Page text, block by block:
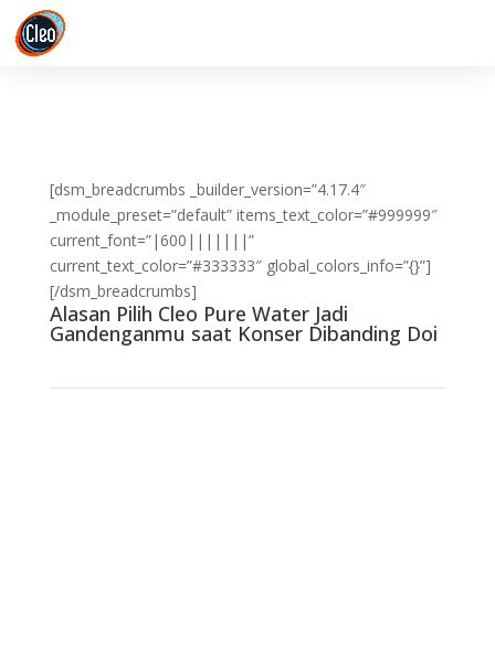
[dsm_breadcrumbs _builder_version=”4.17.4″
_module_preset=”default” items_text_color=”#999999″
current_font=”|600|||||||”
current_text_color=”#333333″ global_colors_info=”{}”]
[/dsm_breadcrumbs]
Alasan Pilih Cleo Pure Water Jadi
Gandenganmu saat Konser Dibanding Doi